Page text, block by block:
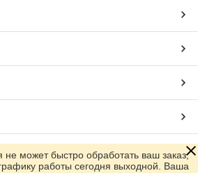
не может быстро обработать ваш заказ,
работы сегодня выходной. Ваша